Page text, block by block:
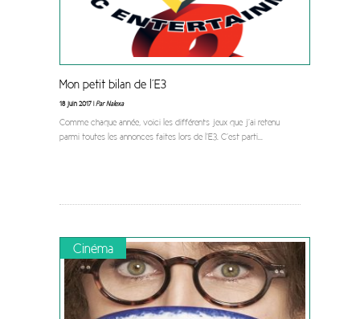
Mon petit bilan de l’E3
18 juin 2017 |Par Nalexa
Comme chaque année, voici les différents jeux que j’ai retenu
parmi toutes les annonces faites lors de l’E3. C’est parti...
Cinéma